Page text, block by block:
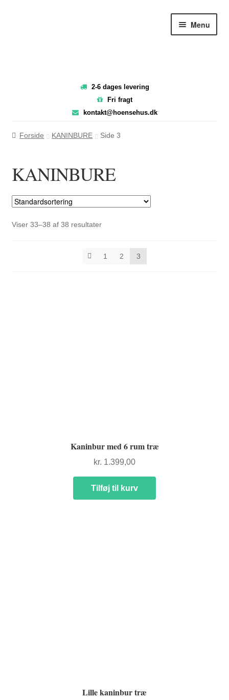
Menu
FORSIDE
2-6 dages levering
Fri fragt
kontakt@hoensehus.dk
Forside KANINBURE Side 3
KANINBURE
Viser 33–38 af 38 resultater
1 2 3
Kaninbur med 6 rum træ
kr. 1.399,00
Tilføj til kurv
Lille kaninbur træ